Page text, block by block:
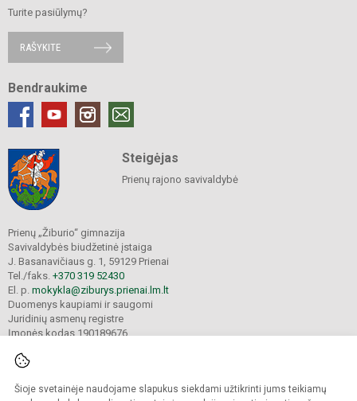
Šioje svetainėje naudojame slapukus siekdami užtikrinti jums teikiamų
Turite pasiūlymų?
RAŠYKITE
Bendraukime
Steigėjas
Prienų rajono savivaldybė
Prienų „Žiburio“ gimnazija
Savivaldybės biudžetinė įstaiga
J. Basanavičiaus g. 1, 59129 Prienai
Tel./faks. +370 319 52430
El. p. mokykla@ziburys.prienai.lm.lt
Duomenys kaupiami ir saugomi
Juridinių asmenų registre
Įmonės kodas 190189676
© 2023 Prienų "Žiburio" gimnazija. Visos teisės saugomos.